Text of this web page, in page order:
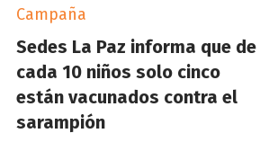
Campaña
Sedes La Paz informa que de
cada 10 niños solo cinco
están vacunados contra el
sarampión